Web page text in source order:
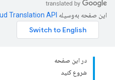
این صفحه به‌وسیله
در این صفحه
شروع کنید